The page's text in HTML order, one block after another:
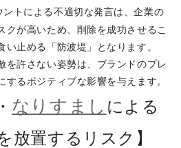
ントによる不適切な発言は、企業の
クが高いため、削除を成功させるこ
い止める「防波堤」となります。
を許さない姿勢は、ブランドのプレ
するポジティブな影響を与えます。
・ なりすまし による
放置するリスク】